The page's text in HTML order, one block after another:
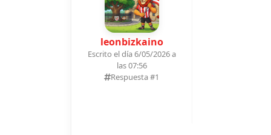
leonbizkaino
Escrito el día 6/05/2026 a
las 07:56
Respuesta #1